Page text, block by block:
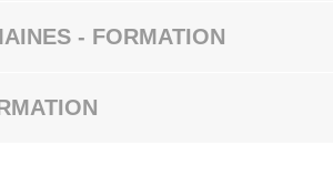
- FORMATION